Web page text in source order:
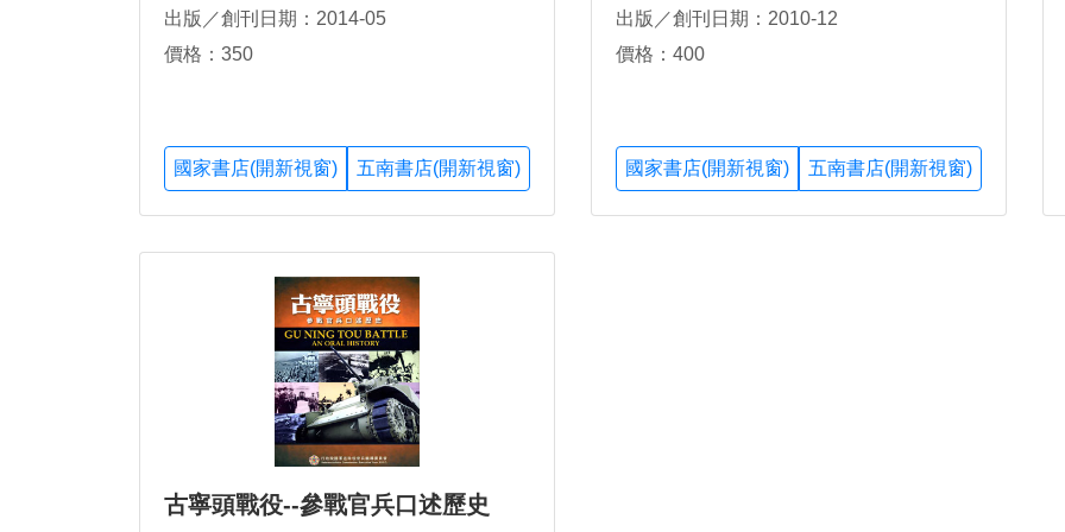
出版／創刊日期：2014-05
價格：350
國家書店(開新視窗) 五南書店(開新視窗)
出版／創刊日期：2010-12
價格：400
國家書店(開新視窗) 五南書店(開新視窗)
古寧頭戰役--參戰官兵口述歷史